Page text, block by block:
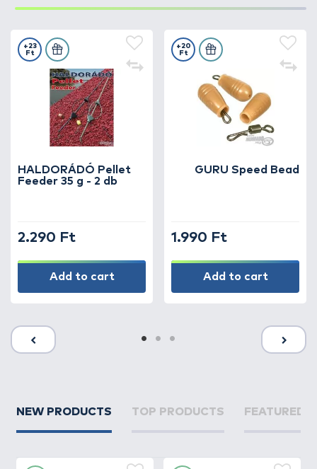
HALDORÁDÓ Pellet
Feeder 35 g - 2 db
+23
Ft
2.290 Ft
Add to cart
GURU Speed Bead
+20
Ft
1.990 Ft
Add to cart
NEW PRODUCTS TOP PRODUCTS FEATURED